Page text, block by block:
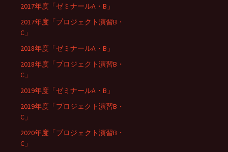
2017年度「ゼミナールA・B」
2017年度「プロジェクト演習B・
C」
2018年度「ゼミナールA・B」
2018年度「プロジェクト演習B・
C」
2019年度「ゼミナールA・B」
2019年度「プロジェクト演習B・
C」
2020年度「プロジェクト演習B・
C」